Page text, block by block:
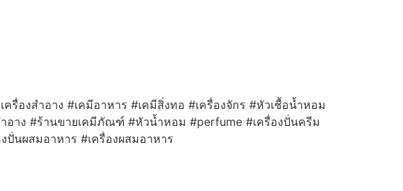
องสำอาง #เคมีอาหาร #เคมีสิ่งทอ #เครื่องจักร #หัวเชื้อน้ำหอม
อาง #ร้านขายเคมีภัณฑ์ #หัวน้ำหอม #perfume #เครื่องปั่นครีม
ปั่นผสมอาหาร #เครื่องผสมอาหาร